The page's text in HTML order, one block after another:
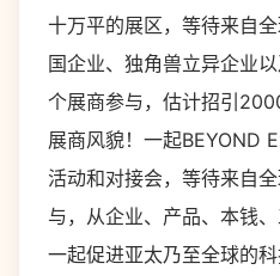
十万平的展区，等待来自
国企业、独角兽立异企业
个展商参与，估计招引
展商风貌！一起BEYOND
活动和对接会，等待来自
与，从企业、产品、本钱
一起促进亚太乃至全球的科